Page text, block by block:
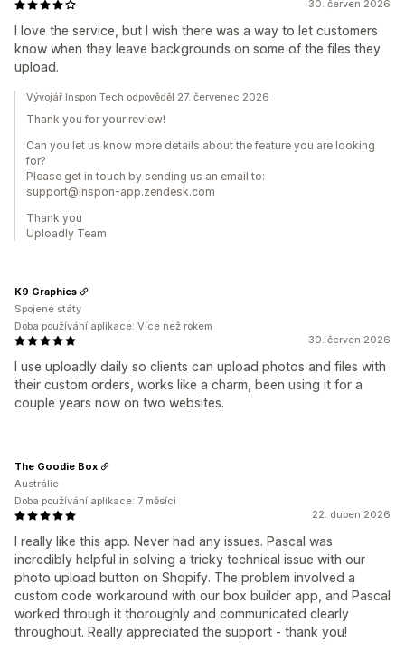
30. červen 2026
I love the service, but I wish there was a way to let customers
know when they leave backgrounds on some of the files they
upload.
Vývojář Inspon Tech odpověděl 27. červenec 2026
Thank you for your review!
Can you let us know more details about the feature you are looking
for?
Please get in touch by sending us an email to:
support@inspon-app.zendesk.com
Thank you
Uploadly Team
30. červen 2026
I use uploadly daily so clients can upload photos and files with
their custom orders, works like a charm, been using it for a
couple years now on two websites.
K9 Graphics
Spojené státy
Doba používání aplikace: Více než rokem
22. duben 2026
I really like this app. Never had any issues. Pascal was
incredibly helpful in solving a tricky technical issue with our
photo upload button on Shopify. The problem involved a
custom code workaround with our box builder app, and Pascal
worked through it thoroughly and communicated clearly
throughout. Really appreciated the support - thank you!
The Goodie Box
Austrálie
Doba používání aplikace: 7 měsíci